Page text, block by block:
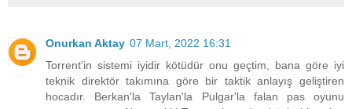
Onurkan Aktay 07 Mart, 2022 16:31
Torrent'in sistemi iyidir kötüdür onu geçtim, bana göre iyi
teknik direktör takımına göre bir taktik anlayış geliştiren
hocadır. Berkan'la Taylan'la Pulgar'la falan pas oyunu